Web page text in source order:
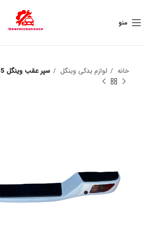
منو
خانه لوازم یدکی وینگل سپر عقب وینگل 5
به علت نوسان ارز ، لطفا قبل از خرید تماس بگیرید.